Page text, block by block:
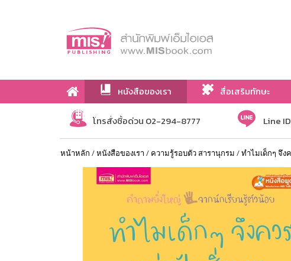
หนังสือของเรา สื่อเสริมทักษะ
เกี่ยวกับเรา
โทรสั่งซื้อด่วน 02-294-8777 Line
หน้าหลัก /หนังสือของเรา / ความรู้รอบตัว สารานุกรม /ทำไมเด็กๆ จึง